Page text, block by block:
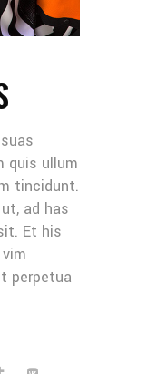
quis ullum
tincidunt.
ad has
Et his
perpetua